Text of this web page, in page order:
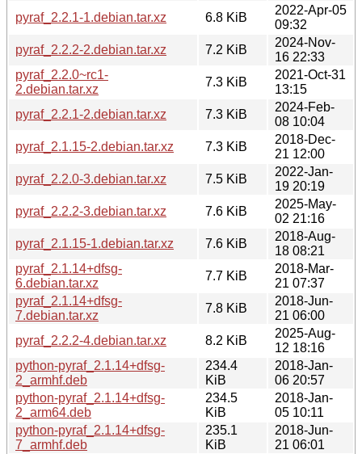
pyraf_2.2.1-1.debian.tar.xz
6.8 KiB
2022-Apr-05
09:32
pyraf_2.2.2-2.debian.tar.xz
7.2 KiB
2024-Nov-
16 22:33
pyraf_2.2.0~rc1-
2.debian.tar.xz
7.3 KiB
2021-Oct-31
13:15
pyraf_2.2.1-2.debian.tar.xz
7.3 KiB
2024-Feb-
08 10:04
pyraf_2.1.15-2.debian.tar.xz
7.3 KiB
2018-Dec-
21 12:00
pyraf_2.2.0-3.debian.tar.xz
7.5 KiB
2022-Jan-
19 20:19
pyraf_2.2.2-3.debian.tar.xz
7.6 KiB
2025-May-
02 21:16
pyraf_2.1.15-1.debian.tar.xz
7.6 KiB
2018-Aug-
18 08:21
pyraf_2.1.14+dfsg-
6.debian.tar.xz
7.7 KiB
2018-Mar-
21 07:37
pyraf_2.1.14+dfsg-
7.debian.tar.xz
7.8 KiB
2018-Jun-
21 06:00
pyraf_2.2.2-4.debian.tar.xz
8.2 KiB
2025-Aug-
12 18:16
python-pyraf_2.1.14+dfsg-
2_armhf.deb
234.4
KiB
2018-Jan-
06 20:57
python-pyraf_2.1.14+dfsg-
2_arm64.deb
234.5
KiB
2018-Jan-
05 10:11
python-pyraf_2.1.14+dfsg-
7_armhf.deb
235.1
KiB
2018-Jun-
21 06:01